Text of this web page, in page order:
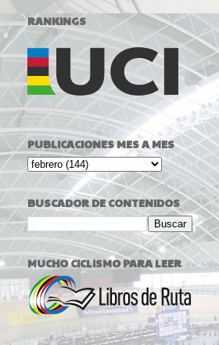
RANKINGS
PUBLICACIONES MES A MES
BUSCADOR DE CONTENIDOS
MUCHO CICLISMO PARA LEER